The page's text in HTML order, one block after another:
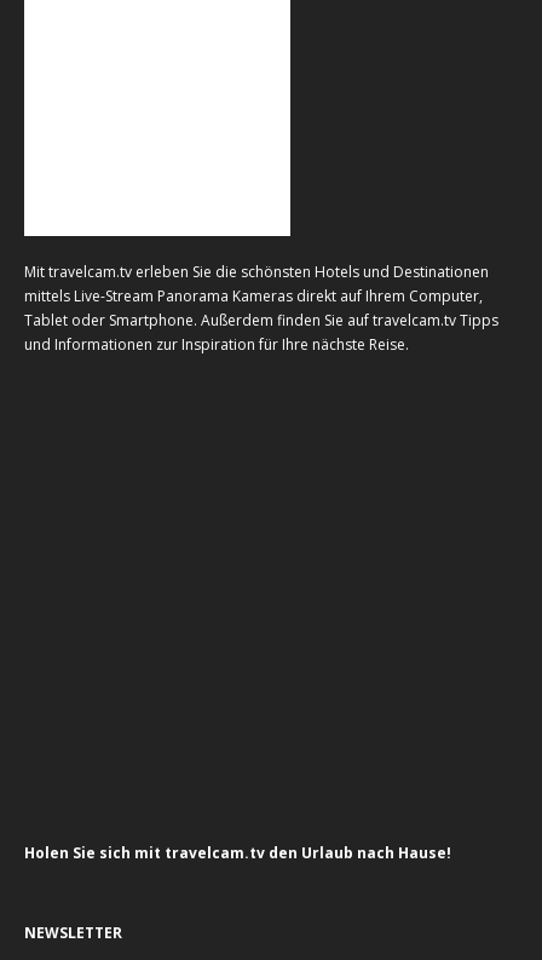
Mit travelcam.tv erleben Sie die schönsten Hotels und Destinationen
mittels Live-Stream Panorama Kameras direkt auf Ihrem Computer,
Tablet oder Smartphone. Außerdem finden Sie auf travelcam.tv Tipps
und Informationen zur Inspiration für Ihre nächste Reise.
Holen Sie sich mit travelcam.tv den Urlaub nach Hause!
NEWSLETTER